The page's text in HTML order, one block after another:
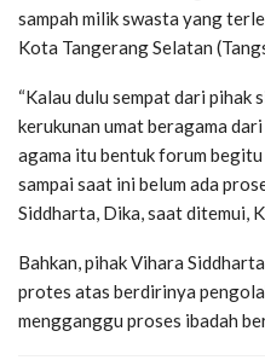
sampah milik swasta yang
Kota Tangerang Selatan
“Kalau dulu sempat dari pihak
kerukunan umat beragama
agama itu bentuk forum
sampai saat ini belum ada
Siddharta, Dika, saat ditemui,
Bahkan, pihak Vihara
protes atas berdirinya
mengganggu proses ibadah